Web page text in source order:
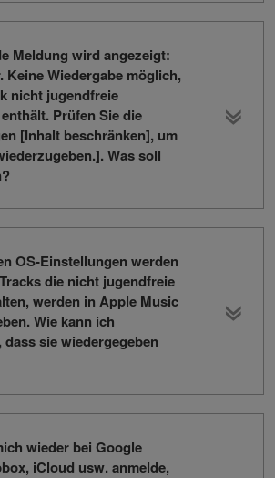
Meldung wird angezeigt:
Keine Wiedergabe möglich,
nicht jugendfreie
Prüfen Sie die
[Inhalt beschränken], um
Was soll
OS-Einstellungen werden
die nicht jugendfreie
werden in Apple Music
Wie kann ich
sie wiedergegeben
wieder bei Google
iCloud usw. anmelde,